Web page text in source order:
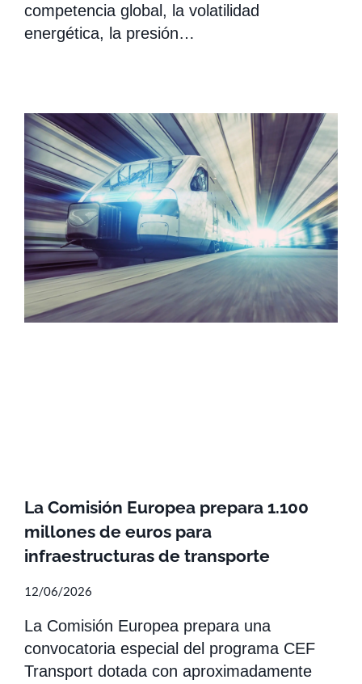
competencia global, la volatilidad
energética, la presión…
La Comisión Europea prepara 1.100
millones de euros para
infraestructuras de transporte
12/06/2026
La Comisión Europea prepara una
convocatoria especial del programa CEF
Transport dotada con aproximadamente